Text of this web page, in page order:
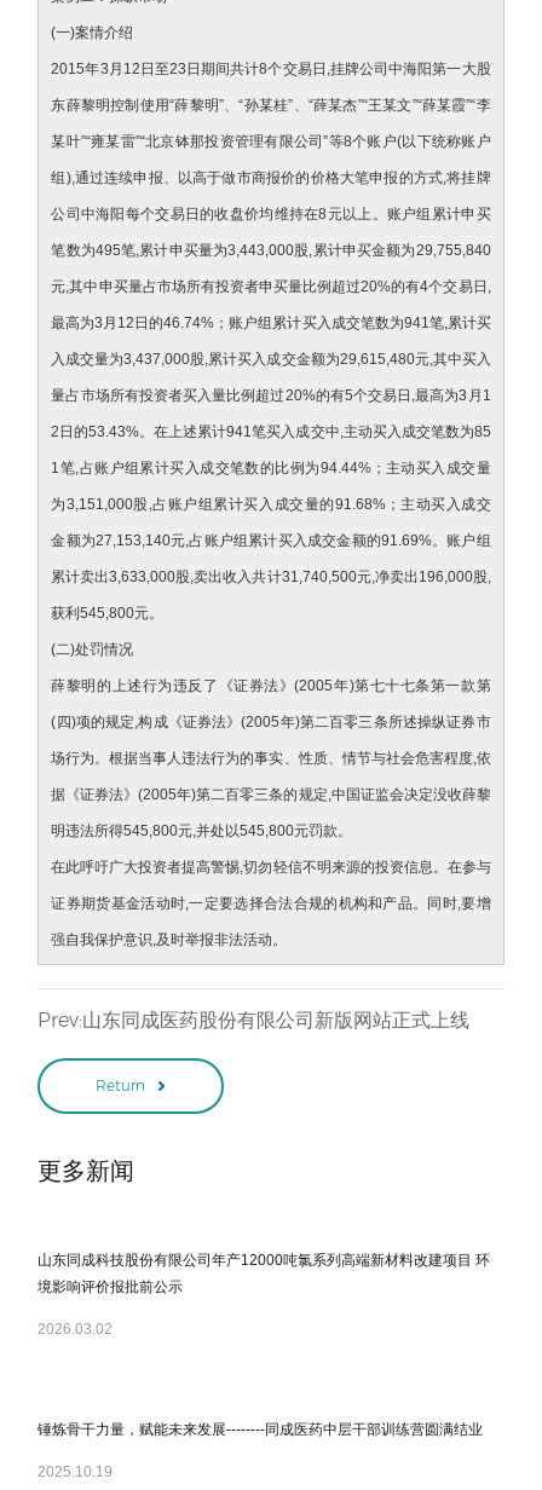
(一)案情介绍
2015年3月12日至23日期间共计8个交易日,挂牌公司中海阳第一大股
东薛黎明控制使用“薛黎明”、“孙某桂”、“薛某杰”“王某文”“薛某霞”“李
某叶”“雍某雷”“北京钵那投资管理有限公司”等8个账户(以下统称账户
组),通过连续申报、以高于做市商报价的价格大笔申报的方式,将挂牌
公司中海阳每个交易日的收盘价均维持在8元以上。账户组累计申买
笔数为495笔,累计申买量为3,443,000股,累计申买金额为29,755,840
元,其中申买量占市场所有投资者申买量比例超过20%的有4个交易日,
最高为3月12日的46.74%；账户组累计买入成交笔数为941笔,累计买
入成交量为3,437,000股,累计买入成交金额为29,615,480元,其中买入
量占市场所有投资者买入量比例超过20%的有5个交易日,最高为3月1
2日的53.43%。在上述累计941笔买入成交中,主动买入成交笔数为85
1笔,占账户组累计买入成交笔数的比例为94.44%；主动买入成交量
为3,151,000股,占账户组累计买入成交量的91.68%；主动买入成交
金额为27,153,140元,占账户组累计买入成交金额的91.69%。账户组
累计卖出3,633,000股,卖出收入共计31,740,500元,净卖出196,000股,
获利545,800元。
(二)处罚情况
薛黎明的上述行为违反了《证券法》(2005年)第七十七条第一款第
(四)项的规定,构成《证券法》(2005年)第二百零三条所述操纵证券市
场行为。根据当事人违法行为的事实、性质、情节与社会危害程度,依
据《证券法》(2005年)第二百零三条的规定,中国证监会决定没收薛黎
明违法所得545,800元,并处以545,800元罚款。
在此呼吁广大投资者提高警惕,切勿轻信不明来源的投资信息。在参与
证券期货基金活动时,一定要选择合法合规的机构和产品。同时,要增
强自我保护意识,及时举报非法活动。
Prev:山东同成医药股份有限公司新版网站正式上线
Return
更多新闻
山东同成科技股份有限公司年产12000吨氯系列高端新材料改建项目 环
境影响评价报批前公示
2026.03.02
锤炼骨干力量，赋能未来发展--------同成医药中层干部训练营圆满结业
2025.10.19